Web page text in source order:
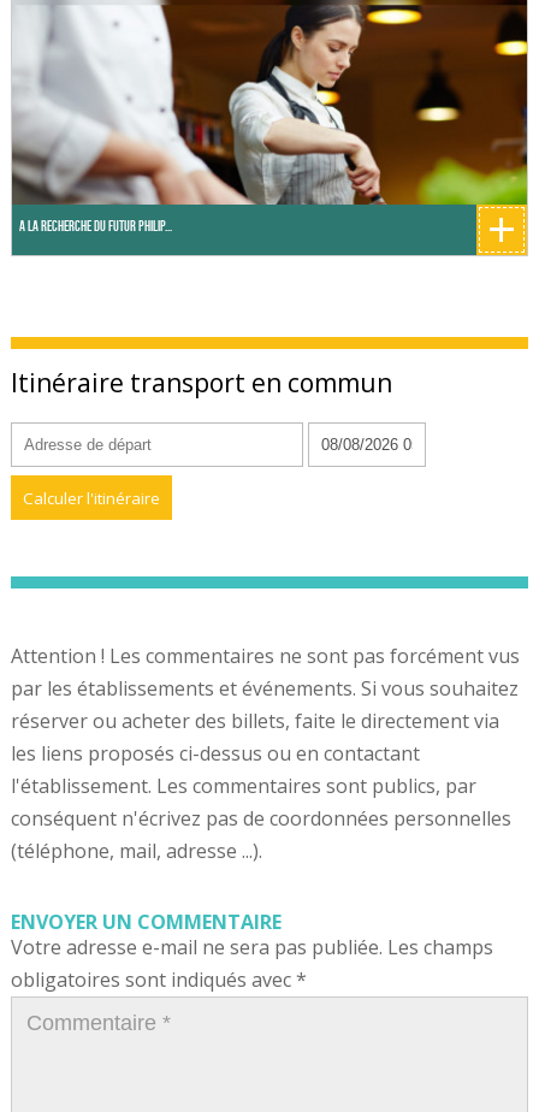
A la recherche du futur Philip... +
Itinéraire transport en commun
Attention ! Les commentaires ne sont pas forcément vus
par les établissements et événements. Si vous souhaitez
réserver ou acheter des billets, faite le directement via
les liens proposés ci-dessus ou en contactant
l'établissement. Les commentaires sont publics, par
conséquent n'écrivez pas de coordonnées personnelles
(téléphone, mail, adresse ...).
ENVOYER UN COMMENTAIRE
Votre adresse e-mail ne sera pas publiée. Les champs
obligatoires sont indiqués avec*